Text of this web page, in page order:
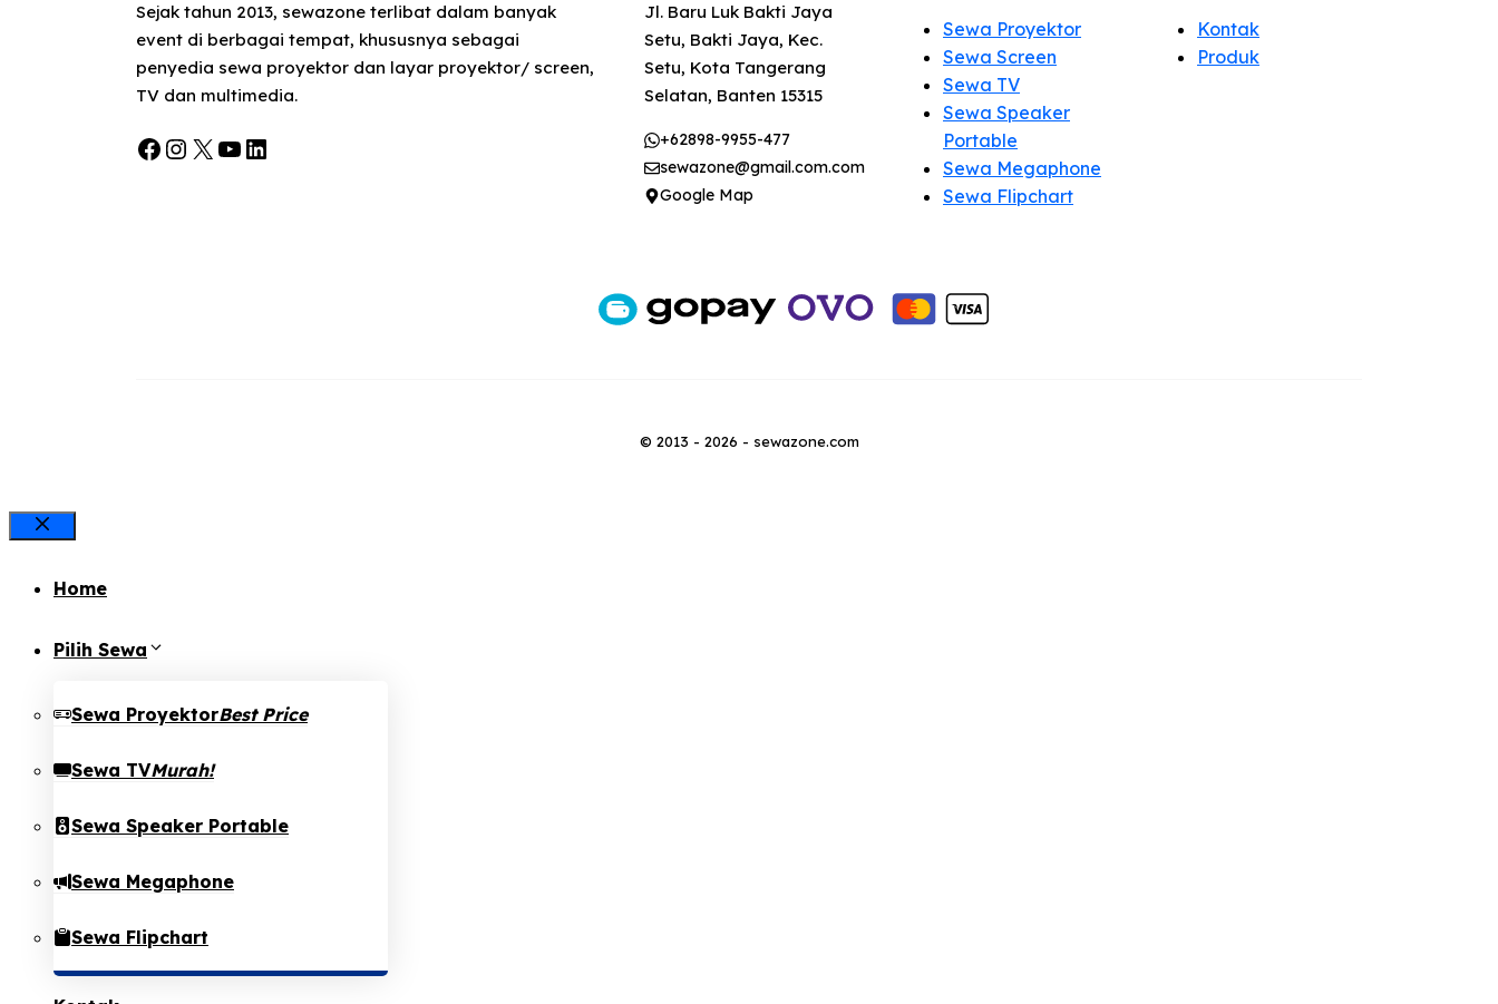
Sejak tahun 2013, sewazone terlibat dalam banyak
event di berbagai tempat, khususnya sebagai
penyedia sewa proyektor dan layar proyektor/ screen,
TV dan multimedia.
Facebook
Instagram
X YouTube
LinkedIn
Jl. Baru Luk Bakti Jaya
Setu, Bakti Jaya, Kec.
Setu, Kota Tangerang
Selatan, Banten 15315
+62898-9955-477
sewazone@gmail.com.com
Google Map
Sewa Proyektor
Sewa Screen
Sewa TV
Sewa Speaker
Portable
Sewa Megaphone
Sewa Flipchart
Kontak
Produk
© 2013 - 2026 - sewazone.com
Close
Home
Pilih Sewa
Sewa ProyektorBest Price
Sewa TVMurah!
Sewa Speaker Portable
Sewa Megaphone
Sewa Flipchart